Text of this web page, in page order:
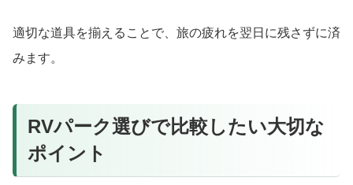
適切な道具を揃えることで、旅の疲れを翌日に残さずに済
みます。
RVパーク選びで比較したい大切な
ポイント